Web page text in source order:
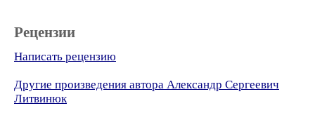
Рецензии
Написать рецензию
Другие произведения автора Александр Сергеевич
Литвинюк